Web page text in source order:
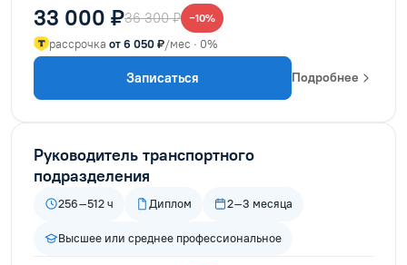
33 000 ₽36 300 ₽ −10%
рассрочка от 6 050 ₽/мес · 0%
Записаться Подробнее
Руководитель транспортного
подразделения
256–512 ч Диплом 2–3 месяца
Высшее или среднее профессиональное